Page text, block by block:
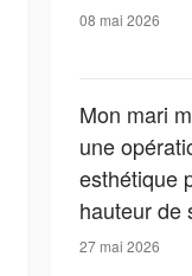
08 mai 2026
Mon mari
une
esthétique
hauteur de
l'argent et
27 mai 2026